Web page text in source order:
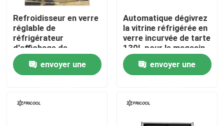
Tous les cas
Vitrine frigorifiée de boulangerie
Refroidisseur en verre
réglable de
réfrigérateur
d'affichage de
boulangerie pour le
magasin 3.3CU.FT de
boulangerie
envoyer une
Automatique dégivrez
la vitrine réfrigérée en
verre incurvée de tarte
130L pour le magasin
de gâteau
envoyer une